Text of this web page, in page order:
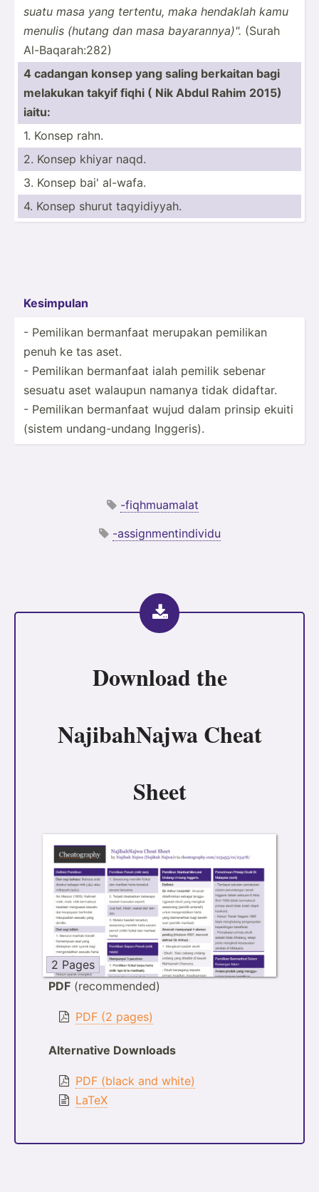
suatu masa yang tertentu, maka hendaklah kamu
menulis (hutang dan masa bayara­nny­a)". (Surah
Al-Baq­ara­h:282)
4 cadangan konsep yang saling berkaitan bagi
melakukan takyif fiqhi ( Nik Abdul Rahim 2015)
iaitu:
1. Konsep rahn.
2. Konsep khiyar naqd.
3. Konsep bai' al-wafa.
4. Konsep shurut taqyid­iyyah.
Kesimpulan
- Pemilikan bermanfaat merupakan pemilikan
penuh ke tas aset.
- Pemilikan bermanfaat ialah pemilik sebenar
sesuatu aset walaupun namanya tidak didaftar.
- Pemilikan bermanfaat wujud dalam prinsip ekuiti
(sistem undang­-undang Inggeris).
-fiqhmuamalat
-assignmentindividu
Download the
NajibahNajwa Cheat
Sheet
2 Pages
PDF (recommended)
PDF (2 pages)
Alternative Downloads
PDF (black and white)
LaTeX